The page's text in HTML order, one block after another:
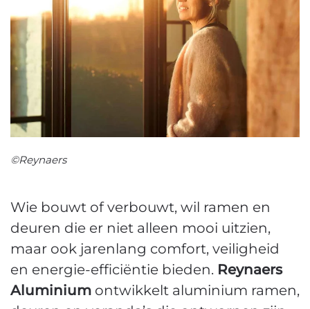
©Reynaers
Wie bouwt of verbouwt, wil ramen en
deuren die er niet alleen mooi uitzien,
maar ook jarenlang comfort, veiligheid
en energie-efficiëntie bieden. Reynaers
Aluminium ontwikkelt aluminium ramen,